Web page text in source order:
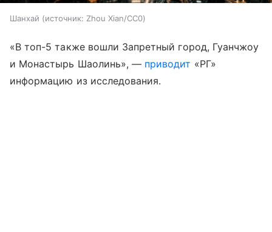
Шанхай источник: Zhou Xian/CC0
«В топ-5 также вошли Запретный город, Гуанчжоу
и Монастырь Шаолинь», — приводит «РГ»
информацию из исследования.